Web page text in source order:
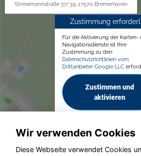
Stresemannstraße 37/39, 27570 Bremerhaven
Zustimmung
Für die Aktivierung der Karten-
Navigationsdienste ist Ihre
Zustimmung zu den
Datenschutzrichtlinien vom
Drittanbieter Google LLC
Zustimmen und
aktivieren
Wir verwenden Cookies
Diese Webseite verwendet Cookies